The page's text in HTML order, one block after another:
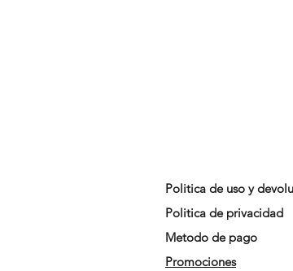
Politica de uso y
Politica de privacidad
Metodo de pago
Promociones